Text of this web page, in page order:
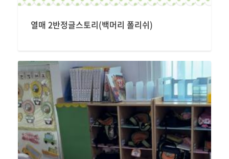
열매 2반정글스토리(백머리 폴리쉬)